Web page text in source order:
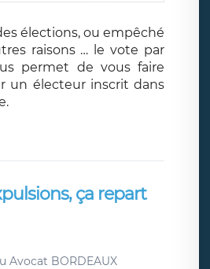
élections, ou empêché
raisons … le vote par
permet de vous faire
un électeur inscrit dans
ça repart
Avocat BORDEAUX